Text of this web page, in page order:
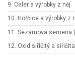
9. Celer a výrobky z něj
10. Hořčice a výrobky z
11. Sezamová semena
12. Oxid siřičitý a